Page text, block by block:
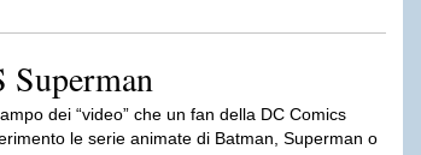
Superman
dei “video” che un fan della DC Comics
le serie animate di Batman, Superman o